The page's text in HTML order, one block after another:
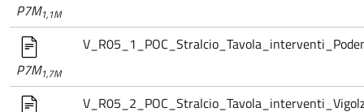
P7M1,1M
P7M1,7M